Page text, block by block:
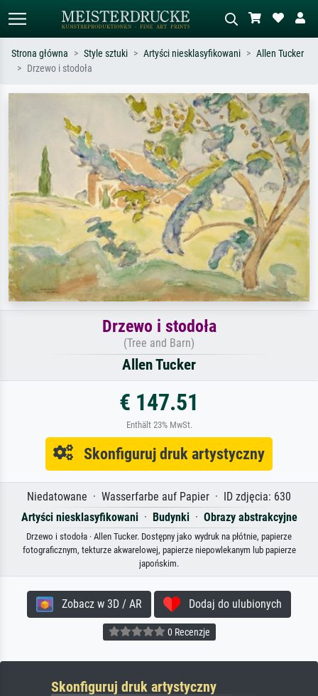
Szukaj wg artysty, tytułu lub stylu – np.
Monet, Gwiaździsta noc,
impresjonizm, fala Hokusaia, akt.
Opisz scenę – np. zielona łąka,
abstrakcja z czerwienią, ciemny olej,
stojący akt obok drzewa.
Strona główna Style sztuki Artyści niesklasyfikowani
Allen Tucker
Drzewo i stodoła
Drzewo i stodoła
(Tree and Barn)
Allen Tucker
€ 147.51
Enthält 23% MwSt.
Skonfiguruj druk artystyczny
Niedatowane · Wasserfarbe auf Papier · ID zdjęcia: 630
Artyści niesklasyfikowani· Budynki· Obrazy abstrakcyjne
Drzewo i stodoła · Allen Tucker. Dostępny jako wydruk na płótnie, papierze
fotograficznym, tekturze akwarelowej, papierze niepowlekanym lub papierze
japońskim.
Zobacz w 3D / AR Dodaj do ulubionych
0 Recenzje
Skonfiguruj druk artystyczny